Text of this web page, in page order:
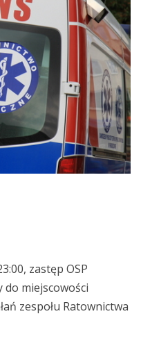
zastęp OSP
do miejscowości
zespołu Ratownictwa